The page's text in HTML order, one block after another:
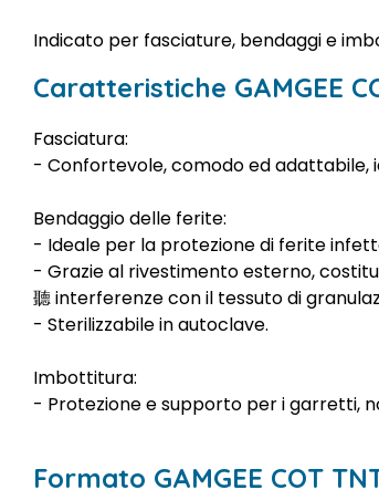
Indicato per fasciature, bendaggi e
Caratteristiche GAMGEE
Fasciatura:
- Confortevole, comodo ed adattabile,
Bendaggio delle ferite:
- Ideale per la protezione di ferite
- Grazie al rivestimento esterno,
聽 interferenze con il tessuto di
- Sterilizzabile in autoclave.
Imbottitura:
- Protezione e supporto per i garretti,
Formato GAMGEE COT